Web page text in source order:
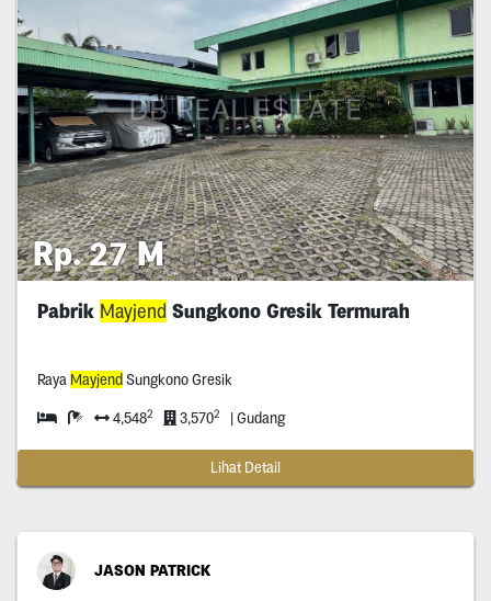
Rp. 27 M
Pabrik Mayjend Sungkono Gresik Termurah
Raya Mayjend Sungkono Gresik
4,5482 3,5702 | Gudang
Lihat Detail
JASON PATRICK